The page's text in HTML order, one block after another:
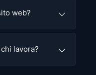
web?
lavora?